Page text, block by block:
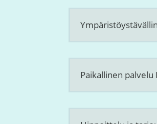
Paikallinen palvelu